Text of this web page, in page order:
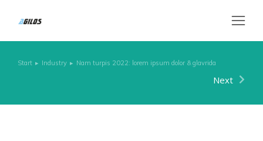
Sie befinden sich hier:
Start Industry Nam turpis 2022: lorem ipsum dolor & glavrida
Next